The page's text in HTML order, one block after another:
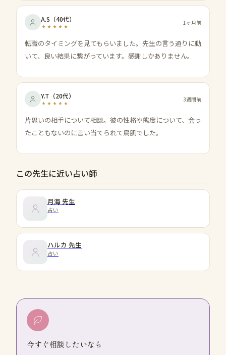
A.S （40代） 1ヶ月前
転職のタイミングを見てもらいました。先生の言う通りに動
いて、良い結果に繋がっています。感謝しかありません。
Y.T （20代） 3週間前
片思いの相手について相談。彼の性格や態度について、会っ
たこともないのに言い当てられて鳥肌でした。
この先生に近い占い師
月海 先生
占い
ハルカ 先生
占い
今すぐ相談したいなら